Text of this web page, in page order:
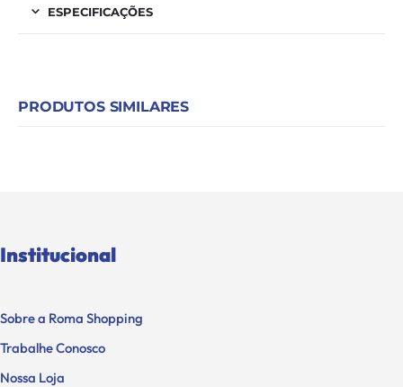
ESPECIFICAÇÕES
PRODUTOS SIMILARES
Institucional
Sobre a Roma Shopping
Trabalhe Conosco
Nossa Loja